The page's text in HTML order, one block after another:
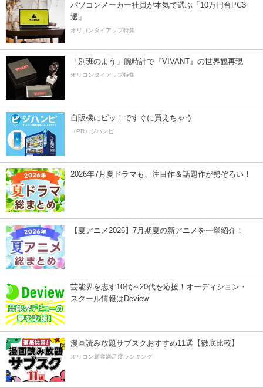
パソコンメーカー社員が本気で選ぶ「10万円台PC3
選」
オリコンタイアップ特集
「別班のよう」腕時計で『VIVANT』の世界観再現
オリコンタイアップ特集
自販機にピッ！ですぐに買えちゃう
（PR）ジハンピ
2026年7月夏ドラマも、注目作＆話題作が勢ぞろい！
【夏アニメ2026】7月期夏の新アニメを一挙紹介！
芸能界を志す10代～20代を応援！オーディション・
スクール情報はDeview
漫画読み放題サブスクおすすめ11選【徹底比較】
オリコン顧客満足度ランキング